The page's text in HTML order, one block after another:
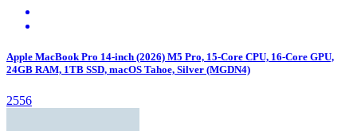
Apple MacBook Pro 14-inch (2026) M5 Pro, 15-Core CPU, 16-Core GPU,
24GB RAM, 1TB SSD, macOS Tahoe, Silver (MGDN4)
2556